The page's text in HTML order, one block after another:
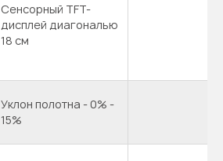
Сенсорный TFT-
дисплей диагональю
18 см
Уклон полотна - 0% -
15%